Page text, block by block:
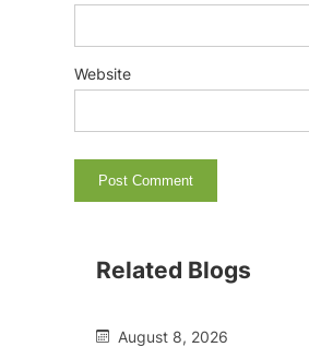
Website
Related Blogs
August 8, 2026